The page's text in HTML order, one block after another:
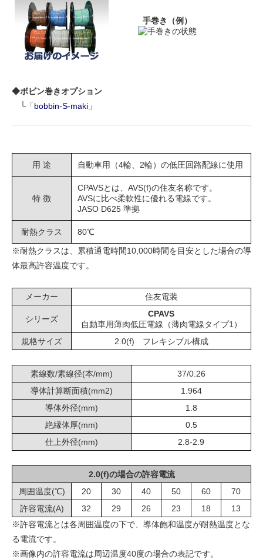
手巻き（例）
◆ボビン巻きオプション
└「bobbin-S-maki 」
用 途 自動車用（4輪、2輪）の低圧回路配線に使用
特 徴
CPAVSとは、AVS(f)の住友名称です。
AVSに比べ柔軟性に優れる電線です。
JASO D625 準拠
耐熱クラス
80℃
※耐熱クラスは、累積通電時間10,000時間を目安とした場合の導
体最高許容温度です。
メーカー 住友電装
シリーズ
CPAVS
自動車用薄肉低圧電線（薄肉電線タイプ1）
規格サイズ
2.0(f) フレキシブル構成
素線数/素線径(本/mm)
37/0.26
導体計算断面積(mm2)
1.964
導体外径(mm)
1.8
絶縁体厚(mm)
0.5
仕上外径(mm)
2.8-2.9
2.0(f)の場合の許容電流
周囲温度(℃)
20 30 40 50 60
70
許容電流(A)
32 29 26 23 18
13
※許容電流とは各周囲温度の下で、導体飽和温度が耐熱温度とな
る電流です。
※画像内の許容電流は周辺温度40度の場合の表記です。